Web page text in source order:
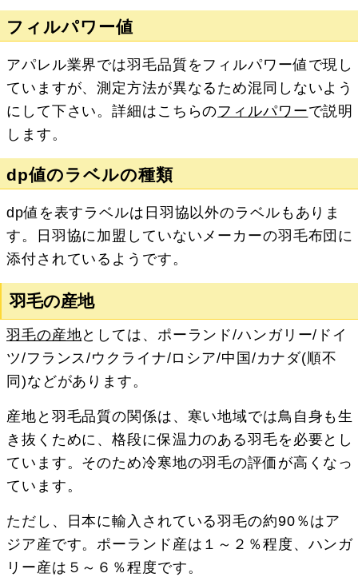
フィルパワー値
アパレル業界では羽毛品質をフィルパワー値で現し
ていますが、測定方法が異なるため混同しないよう
にして下さい。詳細はこちらのフィルパワーで説明
します。
dp値のラベルの種類
dp値を表すラベルは日羽協以外のラベルもありま
す。日羽協に加盟していないメーカーの羽毛布団に
添付されているようです。
羽毛の産地
羽毛の産地としては、ポーランド/ハンガリー/ドイ
ツ/フランス/ウクライナ/ロシア/中国/カナダ(順不
同)などがあります。
産地と羽毛品質の関係は、寒い地域では鳥自身も生
き抜くために、格段に保温力のある羽毛を必要とし
ています。そのため冷寒地の羽毛の評価が高くなっ
ています。
ただし、日本に輸入されている羽毛の約90％はア
ジア産です。ポーランド産は１～２％程度、ハンガ
リー産は５～６％程度です。